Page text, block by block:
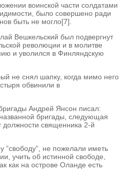
воинской части солдатами
было совершено ради
быть не могло[7].
Вешкельский был подвергнут
революции и в молитве
и уволился в Финляндскую
не снял шапку, когда мимо него
обвинили в
Андрей Янсон писал:
бригады, следующая
должности священника 2-й
не пожелали иметь
учить об истинной свободе,
как на острове Оланде есть